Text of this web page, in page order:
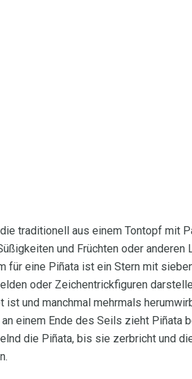
traditionell aus einem Tontopf mit
und Früchten oder
für eine Piñata ist ein Stern mit
oder Zeichentrickfiguren
ist und manchmal mehrmals
einem Ende des Seils zieht Piñata
die Piñata, bis sie zerbricht und